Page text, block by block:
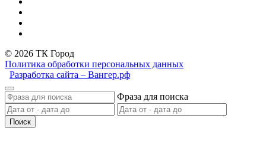
© 2026 ТК Город
Политика обработки персональных данных
Разработка сайта – Вангер.рф
Фраза для поиска
Поиск